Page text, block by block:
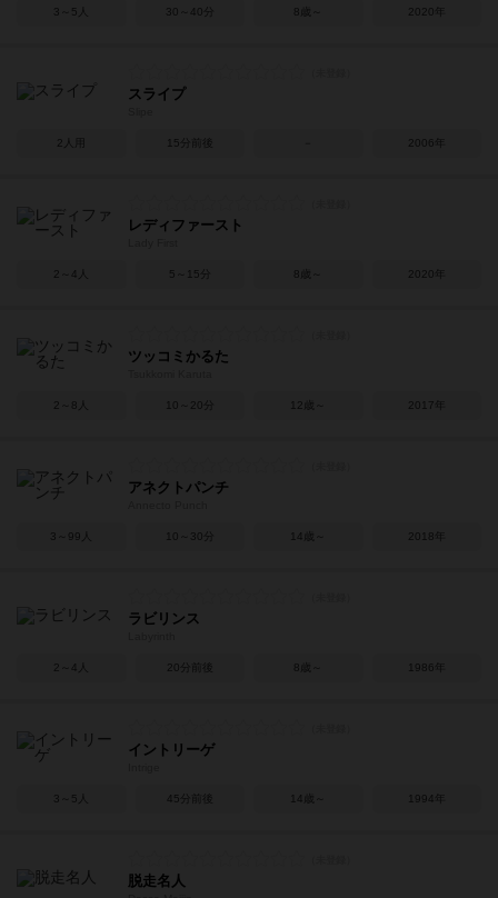
3～5人 30～40分 8歳～ 2020年
スライプ
2人用 15分前後 2006年
レディファースト
2～4人 5～15分 8歳～ 2020年
ツッコミかるた
2～8人 10～20分 12歳～ 2017年
アネクトパンチ
3～99人 10～30分 14歳～ 2018年
ラビリンス
2～4人 20分前後 8歳～ 1986年
イントリーゲ
3～5人 45分前後 14歳～ 1994年
脱走名人